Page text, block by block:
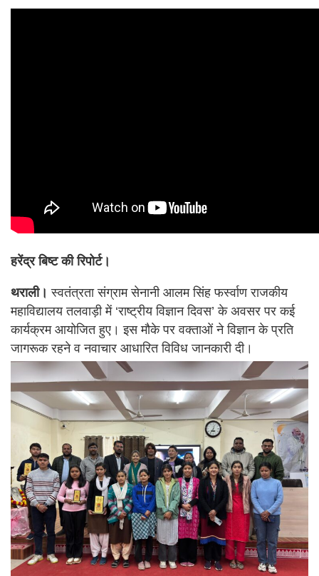
हरेंद्र बिष्ट की रिपोर्ट।
थराली। स्वतंत्रता संग्राम सेनानी आलम सिंह फर्स्वाण राजकीय
महाविद्यालय तलवाड़ी में ‘राष्ट्रीय विज्ञान दिवस’ के अवसर पर कई
कार्यक्रम आयोजित हुए। इस मौके पर वक्ताओं ने विज्ञान के प्रति
जागरूक रहने व नवाचार आधारित विविध जानकारी दी।